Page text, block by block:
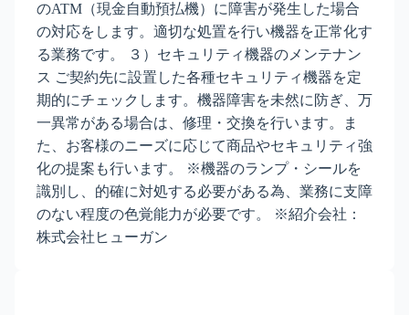
のATM（現金自動預払機）に障害が発生した場合
の対応をします。適切な処置を行い機器を正常化す
る業務です。 ３）セキュリティ機器のメンテナン
ス ご契約先に設置した各種セキュリティ機器を定
期的にチェックします。機器障害を未然に防ぎ、万
一異常がある場合は、修理・交換を行います。ま
た、お客様のニーズに応じて商品やセキュリティ強
化の提案も行います。 ※機器のランプ・シールを
識別し、的確に対処する必要がある為、業務に支障
のない程度の色覚能力が必要です。 ※紹介会社：
株式会社ヒューガン